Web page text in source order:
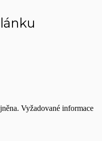
Vyžadované informace